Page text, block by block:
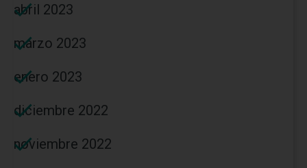
abril 2023
marzo 2023
enero 2023
diciembre 2022
noviembre 2022